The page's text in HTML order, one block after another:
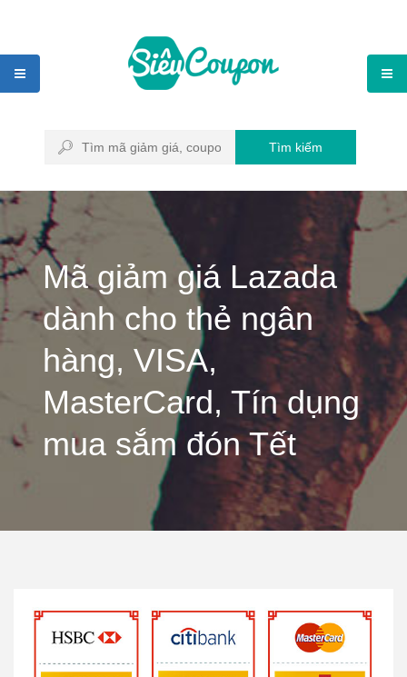
Tìm kiếm
Mã giảm giá Lazada
dành cho thẻ ngân
hàng, VISA,
MasterCard, Tín dụng
mua sắm đón Tết